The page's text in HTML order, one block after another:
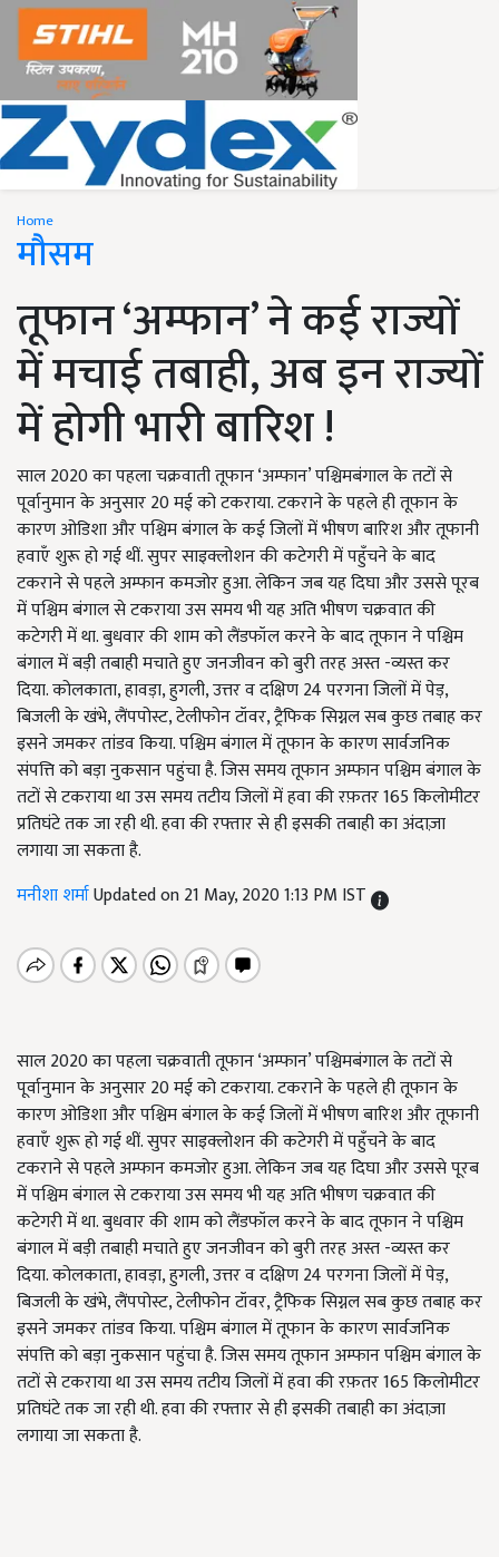
Home
मौसम
तूफान ‘अम्फान’ ने कई राज्यों
में मचाई तबाही, अब इन राज्यों
में होगी भारी बारिश !
साल 2020 का पहला चक्रवाती तूफान ‘अम्फान’ पश्चिमबंगाल के तटों से
पूर्वानुमान के अनुसार 20 मई को टकराया. टकराने के पहले ही तूफान के
कारण ओडिशा और पश्चिम बंगाल के कई जिलों में भीषण बारिश और तूफानी
हवाएँ शुरू हो गई थीं. सुपर साइक्लोशन की कटेगरी में पहुँचने के बाद
टकराने से पहले अम्फान कमजोर हुआ. लेकिन जब यह दिघा और उससे पूरब
में पश्चिम बंगाल से टकराया उस समय भी यह अति भीषण चक्रवात की
कटेगरी में था. बुधवार की शाम को लैंडफॉल करने के बाद तूफान ने पश्चिम
बंगाल में बड़ी तबाही मचाते हुए जनजीवन को बुरी तरह अस्त -व्यस्त कर
दिया. कोलकाता, हावड़ा, हुगली, उत्तर व दक्षिण 24 परगना जिलों में पेड़,
बिजली के खंभे, लैंपपोस्ट, टेलीफोन टॉवर, ट्रैफिक सिग्नल सब कुछ तबाह कर
इसने जमकर तांडव किया. पश्चिम बंगाल में तूफान के कारण सार्वजनिक
संपत्ति को बड़ा नुकसान पहुंचा है. जिस समय तूफान अम्फान पश्चिम बंगाल के
तटों से टकराया था उस समय तटीय जिलों में हवा की रफ़तर 165 किलोमीटर
प्रतिघंटे तक जा रही थी. हवा की रफ्तार से ही इसकी तबाही का अंदाज़ा
लगाया जा सकता है.
मनीशा शर्माUpdated on 21 May, 2020 1:13 PM IST
साल 2020 का पहला चक्रवाती तूफान ‘अम्फान’ पश्चिमबंगाल के तटों से
पूर्वानुमान के अनुसार 20 मई को टकराया. टकराने के पहले ही तूफान के
कारण ओडिशा और पश्चिम बंगाल के कई जिलों में भीषण बारिश और तूफानी
हवाएँ शुरू हो गई थीं. सुपर साइक्लोशन की कटेगरी में पहुँचने के बाद
टकराने से पहले अम्फान कमजोर हुआ. लेकिन जब यह दिघा और उससे पूरब
में पश्चिम बंगाल से टकराया उस समय भी यह अति भीषण चक्रवात की
कटेगरी में था. बुधवार की शाम को लैंडफॉल करने के बाद तूफान ने पश्चिम
बंगाल में बड़ी तबाही मचाते हुए जनजीवन को बुरी तरह अस्त -व्यस्त कर
दिया. कोलकाता, हावड़ा, हुगली, उत्तर व दक्षिण 24 परगना जिलों में पेड़,
बिजली के खंभे, लैंपपोस्ट, टेलीफोन टॉवर, ट्रैफिक सिग्नल सब कुछ तबाह कर
इसने जमकर तांडव किया. पश्चिम बंगाल में तूफान के कारण सार्वजनिक
संपत्ति को बड़ा नुकसान पहुंचा है. जिस समय तूफान अम्फान पश्चिम बंगाल के
तटों से टकराया था उस समय तटीय जिलों में हवा की रफ़तर 165 किलोमीटर
प्रतिघंटे तक जा रही थी. हवा की रफ्तार से ही इसकी तबाही का अंदाज़ा
लगाया जा सकता है.